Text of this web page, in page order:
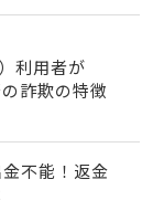
利用者が
詐欺の特徴
不能！返金